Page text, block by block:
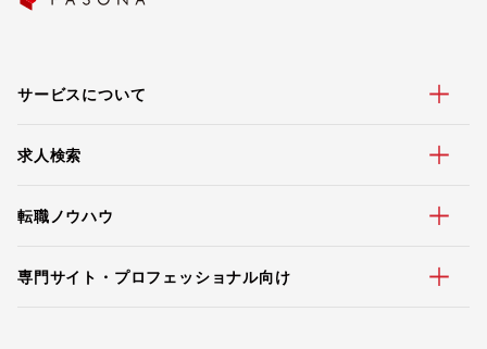
サービスについて
求人検索
転職ノウハウ
専門サイト・プロフェッショナル向け